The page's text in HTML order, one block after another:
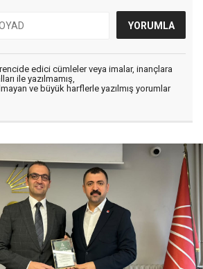
edici cümleler veya imalar, inançlara
ile yazılmamış,
ve büyük harflerle yazılmış yorumlar